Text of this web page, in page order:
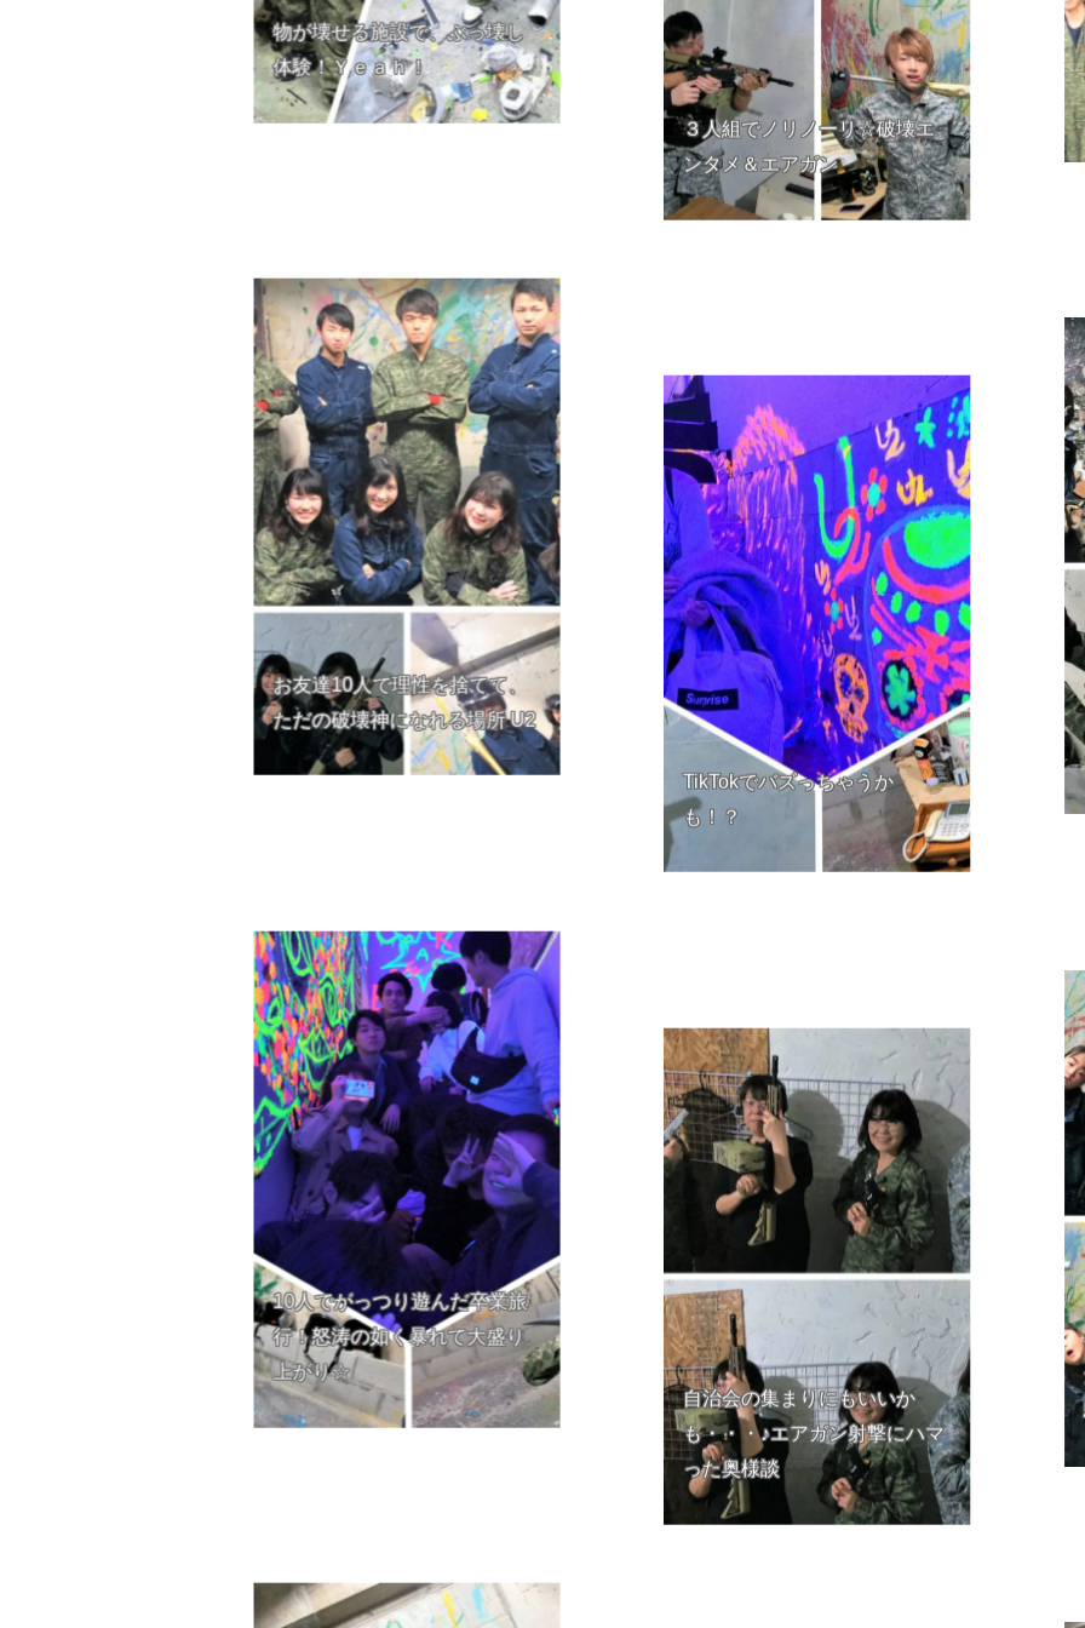
物が壊せる施設で、ぶっ壊し
体験！Ｙｅａｈ！
３人組でノリノーリ☆破壊エ
ンタメ＆エアガン
お友達10人で理性を捨てて、
ただの破壊神になれる場所 U2
TikTokでバズっちゃうか
も！？
10人でがっつり遊んだ卒業旅
行！怒涛の如く暴れて大盛り
上がり☆
自治会の集まりにもいいか
も・・・♪エアガン射撃にハマ
った奥様談